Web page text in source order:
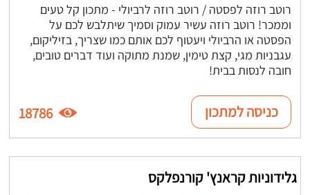
רוטב רוזה לפסטה / רוטב רוזה לרביולי - מתכון קל טעים
וממכר! רוטב רוזה עשיר עמוק וסמיך שיתלבש לכם על
הפסטה או הרביולי ויעטוף לכם אותם כמו שצריך, בזיליקום,
עגבניות מגי, קצת טימין, שמנת מתוקה ועוד דברים טובים,
חובה לנסות בבית!
כניסה למתכון 18786
גלידוניות קראנץ' קורנפלקס